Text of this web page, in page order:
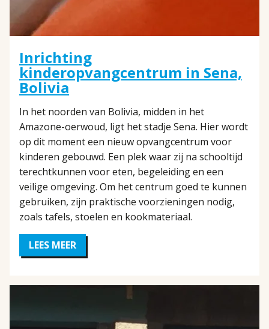
Inrichting
kinderopvangcentrum in Sena,
Bolivia
In het noorden van Bolivia, midden in het
Amazone-oerwoud, ligt het stadje Sena. Hier wordt
op dit moment een nieuw opvangcentrum voor
kinderen gebouwd. Een plek waar zij na schooltijd
terechtkunnen voor eten, begeleiding en een
veilige omgeving. Om het centrum goed te kunnen
gebruiken, zijn praktische voorzieningen nodig,
zoals tafels, stoelen en kookmateriaal.
LEES MEER
INRICHTING
IN